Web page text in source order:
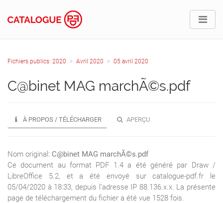
Fichiers publics: 2020 Avril 2020 05 avril 2020
C@binet MAG marchÃ©s.pdf
À PROPOS / TÉLÉCHARGER APERÇU
Nom original: C@binet MAG marchÃ©s.pdf
Ce document au format PDF 1.4 a été généré par Draw /
LibreOffice 5.2, et a été envoyé sur catalogue-pdf.fr le
05/04/2020 à 18:33, depuis l'adresse IP 88.136.x.x. La présente
page de téléchargement du fichier a été vue 1528 fois.